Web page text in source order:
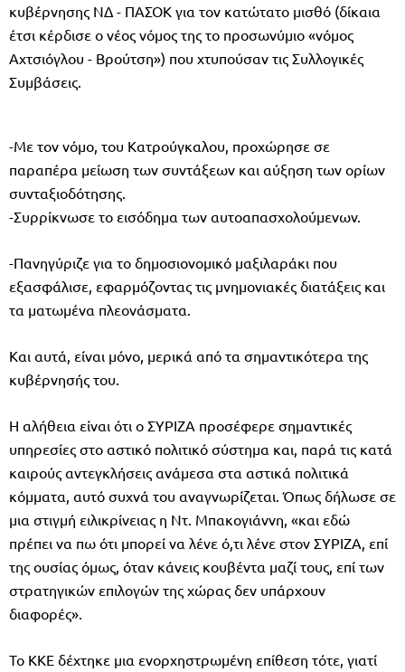
κυβέρνησης ΝΔ - ΠΑΣΟΚ για τον κατώτατο μισθό (δίκαια
έτσι κέρδισε ο νέος νόμος της το προσωνύμιο «νόμος
Αχτσιόγλου - Βρούτση») που χτυπούσαν τις Συλλογικές
Συμβάσεις.
-Με τον νόμο, του Κατρούγκαλου, προχώρησε σε
παραπέρα μείωση των συντάξεων και αύξηση των ορίων
συνταξιοδότησης.
-Συρρίκνωσε το εισόδημα των αυτοαπασχολούμενων.
-Πανηγύριζε για το δημοσιονομικό μαξιλαράκι που
εξασφάλισε, εφαρμόζοντας τις μνημονιακές διατάξεις και
τα ματωμένα πλεονάσματα.
Και αυτά, είναι μόνο, μερικά από τα σημαντικότερα της
κυβέρνησής του.
Η αλήθεια είναι ότι ο ΣΥΡΙΖΑ προσέφερε σημαντικές
υπηρεσίες στο αστικό πολιτικό σύστημα και, παρά τις κατά
καιρούς αντεγκλήσεις ανάμεσα στα αστικά πολιτικά
κόμματα, αυτό συχνά του αναγνωρίζεται. Όπως δήλωσε σε
μια στιγμή ειλικρίνειας η Ντ. Μπακογιάννη, «και εδώ
πρέπει να πω ότι μπορεί να λένε ό,τι λένε στον ΣΥΡΙΖΑ, επί
της ουσίας όμως, όταν κάνεις κουβέντα μαζί τους, επί των
στρατηγικών επιλογών της χώρας δεν υπάρχουν
διαφορές».
Το ΚΚΕ δέχτηκε μια ενορχηστρωμένη επίθεση τότε, γιατί